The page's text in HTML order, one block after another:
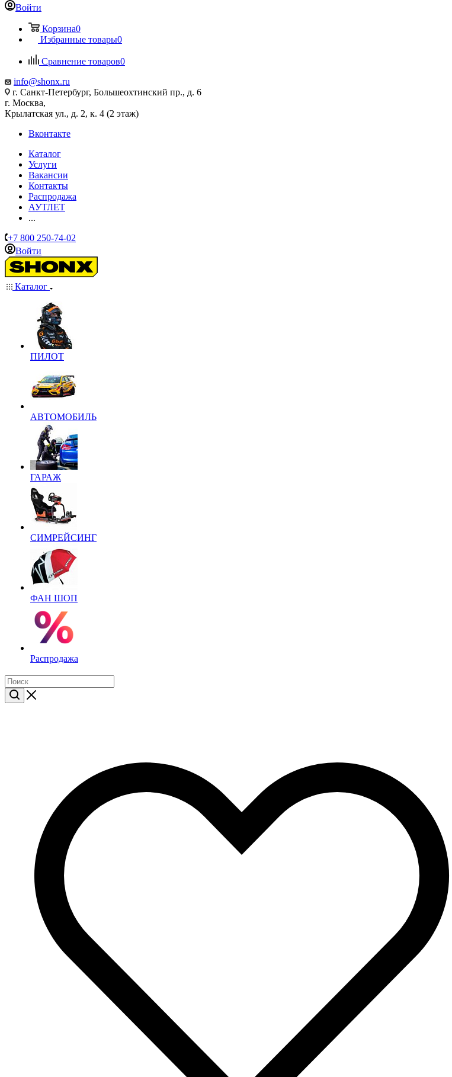
Войти
Корзина0
Избранные товары0
Сравнение товаров0
info@shonx.ru
г. Санкт-Петербург, Большеохтинский пр., д. 6
г. Москва,
Крылатская ул., д. 2, к. 4 (2 этаж)
Вконтакте
Каталог
Услуги
Вакансии
Контакты
Распродажа
АУТЛЕТ
...
+7 800 250-74-02
Войти
Каталог
ПИЛОТ
АВТОМОБИЛЬ
ГАРАЖ
СИМРЕЙСИНГ
ФАН ШОП
Распродажа